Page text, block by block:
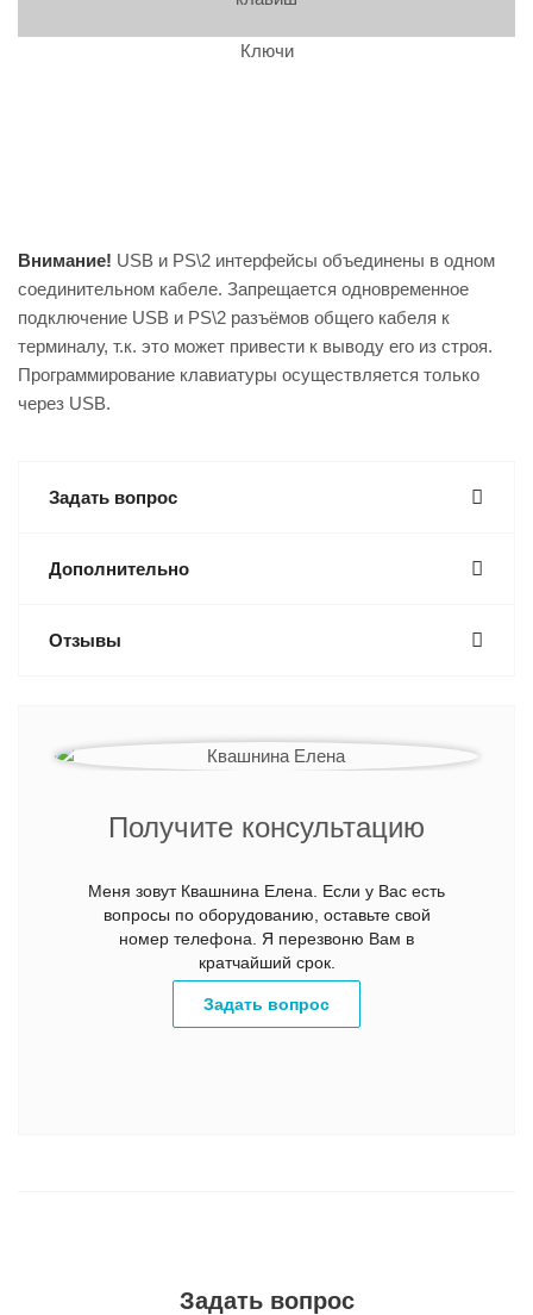
Ключи
Внимание! USB и PS\2 интерфейсы объединены в одном
соединительном кабеле. Запрещается одновременное
подключение USB и PS\2 разъёмов общего кабеля к
терминалу, т.к. это может привести к выводу его из строя.
Программирование клавиатуры осуществляется только
через USB.
Задать вопрос
Дополнительно
Отзывы
Получите консультацию
Меня зовут Квашнина Елена. Если у Вас есть
вопросы по оборудованию, оставьте свой
номер телефона. Я перезвоню Вам в
кратчайший срок.
Задать вопрос
Задать вопрос